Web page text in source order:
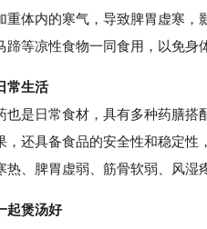
重体内的寒气，导致脾胃虚寒
蹄等凉性食物一同食用，以免身
常生活
日常食材，具有多种药膳搭
，还具备食品的安全性和稳定
、脾胃虚弱、筋骨软弱、风湿
起煲汤好